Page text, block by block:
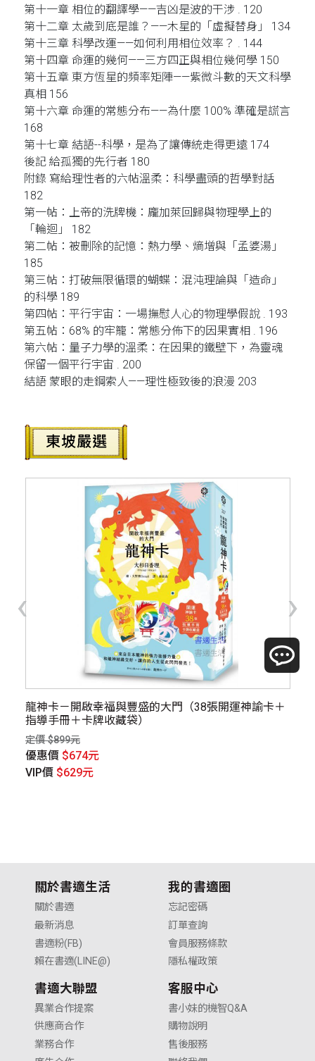
第十一章 相位的翻譯學——吉凶是波的干涉 . 120
第十二章 太歲到底是誰？——木星的「虛擬替身」 134
第十三章 科學改運——如何利用相位效率？ . 144
第十四章 命運的幾何——三方四正與相位幾何學 150
第十五章 東方恆星的頻率矩陣——紫微斗數的天文科學
真相 156
第十六章 命運的常態分布——為什麼 100% 準確是謊言
168
第十七章 結語--科學，是為了讓傳統走得更遠 174
後記 給孤獨的先行者 180
附錄 寫給理性者的六帖溫柔：科學盡頭的哲學對話
182
第一帖：上帝的洗牌機：龐加萊回歸與物理學上的
「輪迴」 182
第二帖：被刪除的記憶：熱力學、熵增與「孟婆湯」
185
第三帖：打破無限循環的蝴蝶：混沌理論與「造命」
的科學 189
第四帖：平行宇宙：一場撫慰人心的物理學假說 . 193
第五帖：68% 的牢籠：常態分佈下的因果實相 . 196
第六帖：量子力學的溫柔：在因果的鐵壁下，為靈魂
保留一個平行宇宙 . 200
結語 蒙眼的走鋼索人——理性極致後的浪漫 203
龍神卡－開啟幸福與豐盛的大門（38張開運神諭卡＋
指導手冊＋卡牌收藏袋）
定價 $899元
優惠價 $674元
VIP價 $629元
‹ ›
關於書適生活
關於書適
最新消息
書適粉(FB)
賴在書適(LINE@)
我的書適圈
忘記密碼
訂單查詢
會員服務條款
隱私權政策
書適大聯盟
異業合作提案
供應商合作
業務合作
客服中心
書小妹的機智Q&A
購物說明
售後服務